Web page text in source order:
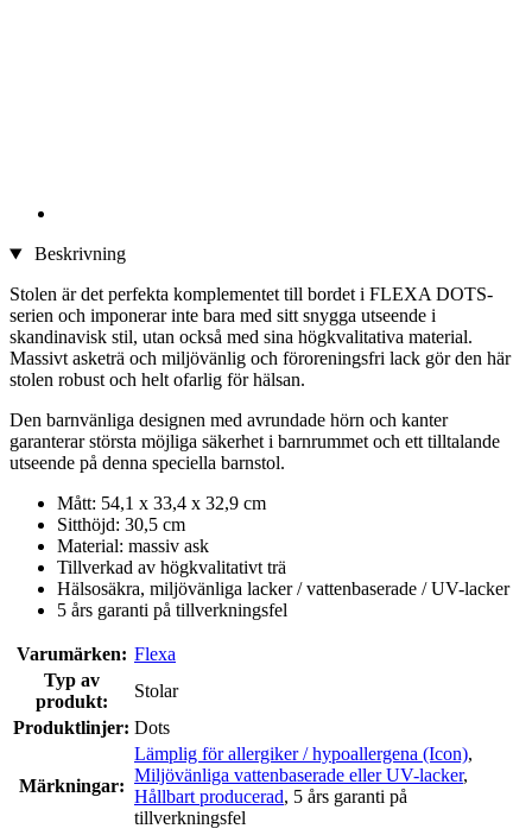
Beskrivning
Stolen är det perfekta komplementet till bordet i FLEXA DOTS-
serien och imponerar inte bara med sitt snygga utseende i
skandinavisk stil, utan också med sina högkvalitativa material.
Massivt asketrä och miljövänlig och föroreningsfri lack gör den här
stolen robust och helt ofarlig för hälsan.
Den barnvänliga designen med avrundade hörn och kanter
garanterar största möjliga säkerhet i barnrummet och ett tilltalande
utseende på denna speciella barnstol.
Mått: 54,1 x 33,4 x 32,9 cm
Sitthöjd: 30,5 cm
Material: massiv ask
Tillverkad av högkvalitativt trä
Hälsosäkra, miljövänliga lacker / vattenbaserade / UV-lacker
5 års garanti på tillverkningsfel
Varumärken: Flexa
Typ av
produkt:
Stolar
Produktlinjer: Dots
Märkningar:
Lämplig för allergiker / hypoallergena (Icon),
Miljövänliga vattenbaserade eller UV-lacker,
Hållbart producerad, 5 års garanti på
tillverkningsfel